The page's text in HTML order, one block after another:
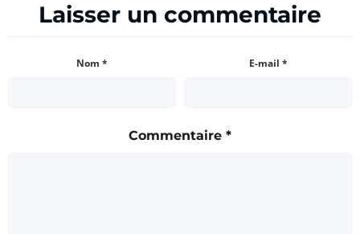
Laisser un commentaire
Nom * E-mail *
Commentaire *